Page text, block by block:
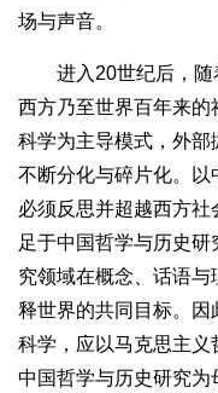
场与声音。
进入20世纪后，随
西方乃至世界百年来
科学为主导模式，外
不断分化与碎片化。以
必须反思并超越西方
足于中国哲学与历史
究领域在概念、话语
释世界的共同目标。
科学，应以马克思主
中国哲学与历史研究